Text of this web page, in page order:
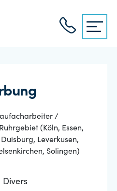
/
(Köln, Essen,
Leverkusen,
Solingen)
Divers